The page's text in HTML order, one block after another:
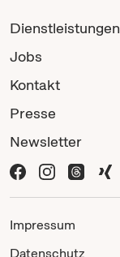
Dienstleistungen
Jobs
Kontakt
Presse
Newsletter
Impressum